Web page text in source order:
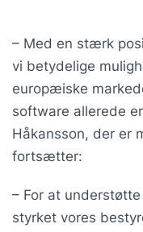
– Med en stærk
vi betydelige
europæiske
software allerede
Håkansson, der er
fortsætter:
– For at
styrket vores